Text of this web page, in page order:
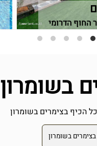
החוף הדרומי
בשומרון
הכיף בצימרים בשומרון